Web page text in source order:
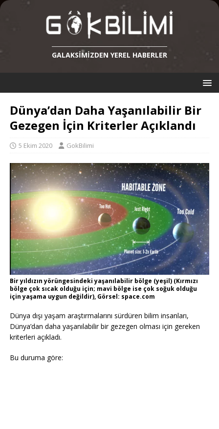
GALAKSIMIZDEN YEREL HABERLER
Dünya’dan Daha Yaşanılabilir Bir
Gezegen İçin Kriterler Açıklandı
5 Ekim 2020 GokBilimi
Bir yıldızın yörüngesindeki yaşanılabilir bölge (yeşil) (Kırmızı
bölge çok sıcak olduğu için; mavi bölge ise çok soğuk olduğu
için yaşama uygun değildir), Görsel: space.com
Dünya dışı yaşam araştırmalarını sürdüren bilim insanları,
Dünya’dan daha yaşanılabilir bir gezegen olması için gereken
kriterleri açıkladı.
Bu duruma göre: